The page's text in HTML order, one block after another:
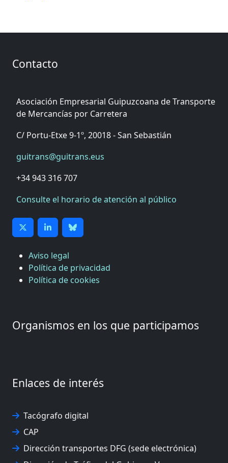
Contacto
Asociación Empresarial Guipuzcoana de Transporte
de Mercancías por Carretera
C/ Portu-Etxe 9-1º, 20018 - San Sebastián
guitrans@guitrans.eus
+34 943 316 707
Consulte el horario de atención al público
Aviso legal
Política de privacidad
Política de cookies
Organismos en los que participamos
Enlaces de interés
Tacógrafo digital
CAP
Dirección transportes DFG (sede electrónica)